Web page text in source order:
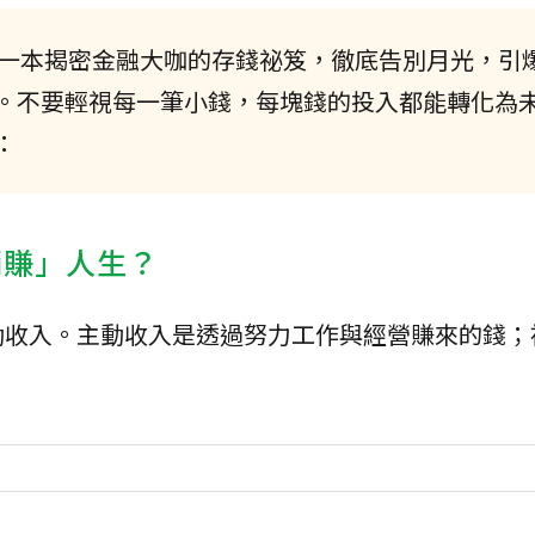
本揭密金融大咖的存錢祕笈，徹底告別月光，引
不要輕視每一筆小錢，每塊錢的投入都能轉化為
」人生？
入。主動收入是透過努力工作與經營賺來的錢